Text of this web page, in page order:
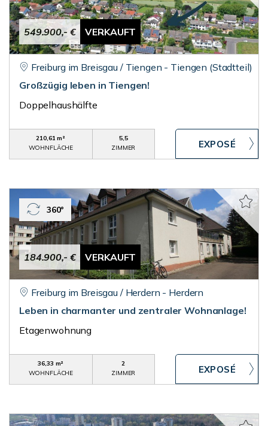
549.900,- € VERKAUFT
Freiburg im Breisgau / Tiengen - Tiengen (Stadtteil)
Großzügig leben in Tiengen!
Doppelhaushälfte
210,61 m²
WOHNFLÄCHE
5,5
ZIMMER
184.900,- € VERKAUFT
360°
Freiburg im Breisgau / Herdern - Herdern
Leben in charmanter und zentraler Wohnanlage!
Etagenwohnung
36,33 m²
WOHNFLÄCHE
2
ZIMMER